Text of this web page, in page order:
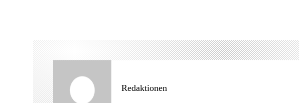
g
s
n
a
Redaktionen